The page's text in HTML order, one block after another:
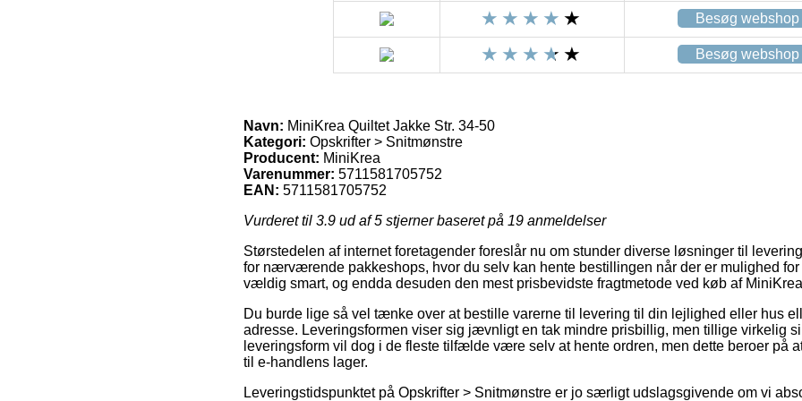
Besøg webshop
Besøg webshop
Navn: MiniKrea Quiltet Jakke Str. 34-50
Kategori: Opskrifter > Snitmønstre
Producent: MiniKrea
Varenummer: 5711581705752
EAN: 5711581705752
Vurderet til 3.9 ud af 5 stjerner baseret på 19 anmeldelser
Størstedelen af internet foretagender foreslår nu om stunder diverse løsninger til
for nærværende pakkeshops, hvor du selv kan hente bestillingen når der er mulighed
vældig smart, og endda desuden den mest prisbevidste fragtmetode ved køb af
Du burde lige så vel tænke over at bestille varerne til levering til din lejlighed eller hus
adresse. Leveringsformen viser sig jævnligt en tak mindre prisbillig, men tillige virkelig
leveringsform vil dog i de fleste tilfælde være selv at hente ordren, men dette beroer på
til e-handlens lager.
Leveringstidspunktet på Opskrifter > Snitmønstre er jo særligt udslagsgivende om vi